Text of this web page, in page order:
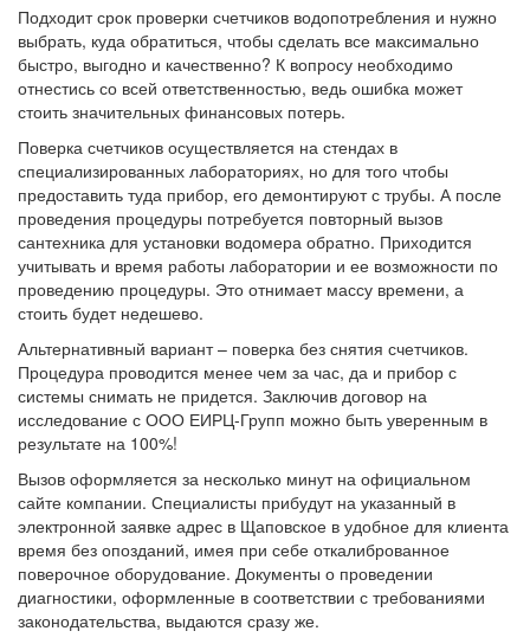
Подходит срок проверки счетчиков водопотребления и нужно
выбрать, куда обратиться, чтобы сделать все максимально
быстро, выгодно и качественно? К вопросу необходимо
отнестись со всей ответственностью, ведь ошибка может
стоить значительных финансовых потерь.
Поверка счетчиков осуществляется на стендах в
специализированных лабораториях, но для того чтобы
предоставить туда прибор, его демонтируют с трубы. А после
проведения процедуры потребуется повторный вызов
сантехника для установки водомера обратно. Приходится
учитывать и время работы лаборатории и ее возможности по
проведению процедуры. Это отнимает массу времени, а
стоить будет недешево.
Альтернативный вариант – поверка без снятия счетчиков.
Процедура проводится менее чем за час, да и прибор с
системы снимать не придется. Заключив договор на
исследование с ООО ЕИРЦ-Групп можно быть уверенным в
результате на 100%!
Вызов оформляется за несколько минут на официальном
сайте компании. Специалисты прибудут на указанный в
электронной заявке адрес в Щаповское в удобное для клиента
время без опозданий, имея при себе откалиброванное
поверочное оборудование. Документы о проведении
диагностики, оформленные в соответствии с требованиями
законодательства, выдаются сразу же.